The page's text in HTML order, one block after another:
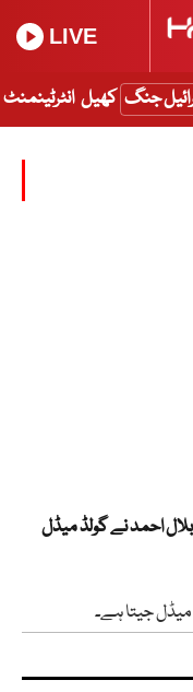
LIVE
جنگ کھیل انٹرٹینمنٹ
احمد نے گولڈ میڈل
جیتا ہے۔